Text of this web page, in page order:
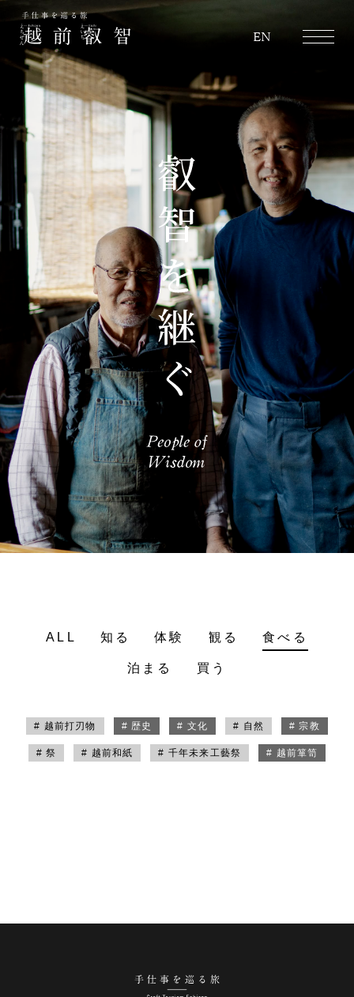
EN
ALL 知る 体験 観る 食べる
泊まる 買う
# 越前打刃物 # 歴史 # 文化 # 自然 # 宗教
# 祭 # 越前和紙 # 千年未来工藝祭 # 越前箪笥